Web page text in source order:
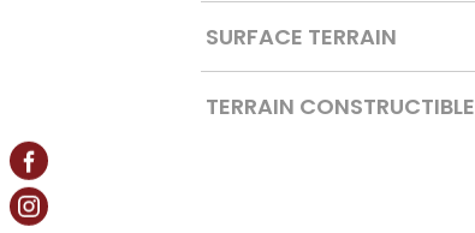
SURFACE TERRAIN
TERRAIN CONSTRUCTIBLE